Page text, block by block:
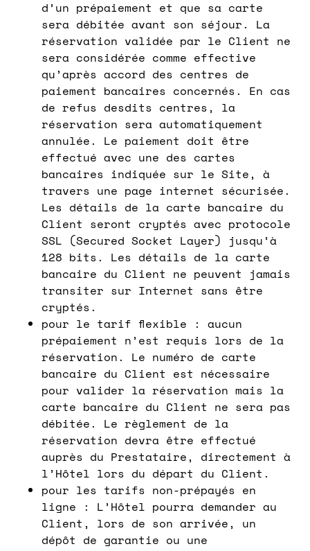
d’un prépaiement et que sa carte
sera débitée avant son séjour. La
réservation validée par le Client ne
sera considérée comme effective
qu’après accord des centres de
paiement bancaires concernés. En cas
de refus desdits centres, la
réservation sera automatiquement
annulée. Le paiement doit être
effectué avec une des cartes
bancaires indiquée sur le Site, à
travers une page internet sécurisée.
Les détails de la carte bancaire du
Client seront cryptés avec protocole
SSL (Secured Socket Layer) jusqu’à
128 bits. Les détails de la carte
bancaire du Client ne peuvent jamais
transiter sur Internet sans être
cryptés.
pour le tarif flexible : aucun
prépaiement n’est requis lors de la
réservation. Le numéro de carte
bancaire du Client est nécessaire
pour valider la réservation mais la
carte bancaire du Client ne sera pas
débitée. Le règlement de la
réservation devra être effectué
auprès du Prestataire, directement à
l’Hôtel lors du départ du Client.
pour les tarifs non-prépayés en
ligne : L’Hôtel pourra demander au
Client, lors de son arrivée, un
dépôt de garantie ou une